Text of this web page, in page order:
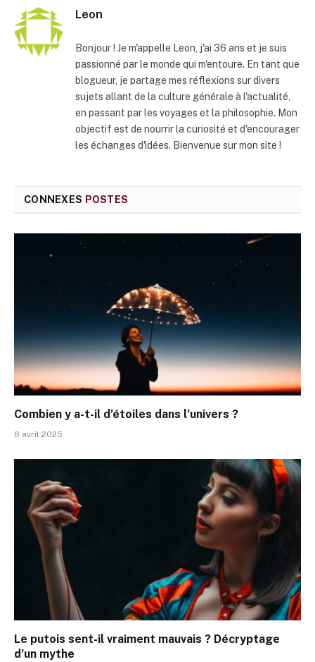
Leon
Bonjour ! Je m'appelle Leon, j'ai 36 ans et je suis
passionné par le monde qui m'entoure. En tant que
blogueur, je partage mes réflexions sur divers
sujets allant de la culture générale à l'actualité,
en passant par les voyages et la philosophie. Mon
objectif est de nourrir la curiosité et d'encourager
les échanges d'idées. Bienvenue sur mon site !
CONNEXES POSTES
Combien y a-t-il d’étoiles dans l’univers ?
8 avril 2025
Le putois sent-il vraiment mauvais ? Décryptage
d’un mythe